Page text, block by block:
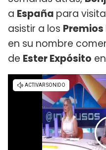
a España para
asistir a los
en su nombre
de Ester Expósito